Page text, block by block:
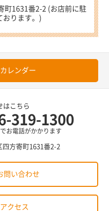
1631番2-2 (お店前に駐
おります。)
レンダー
はこちら
319-1300
お電話がかかります
方寄町1631番2-2
問い合わせ
クセス